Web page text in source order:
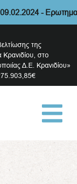
-
της
Κρανιδίου, στο
Δ.Ε. Κρανιδίου»